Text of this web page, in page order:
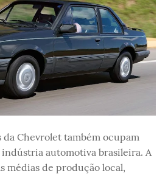
da Chevrolet também ocupam
automotiva brasileira. A
médias de produção local,